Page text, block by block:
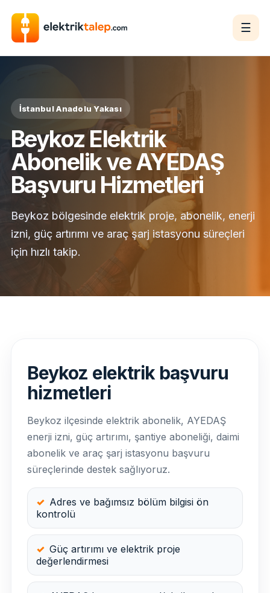
☰
İstanbul Anadolu Yakası
Beykoz Elektrik
Abonelik ve AYEDAŞ
Başvuru Hizmetleri
Beykoz bölgesinde elektrik proje, abonelik, enerji
izni, güç artırımı ve araç şarj istasyonu süreçleri
için hızlı takip.
Beykoz elektrik başvuru
hizmetleri
Beykoz ilçesinde elektrik abonelik, AYEDAŞ
enerji izni, güç artırımı, şantiye aboneliği, daimi
abonelik ve araç şarj istasyonu başvuru
süreçlerinde destek sağlıyoruz.
Adres ve bağımsız bölüm bilgisi ön
kontrolü
Güç artırımı ve elektrik proje
değerlendirmesi